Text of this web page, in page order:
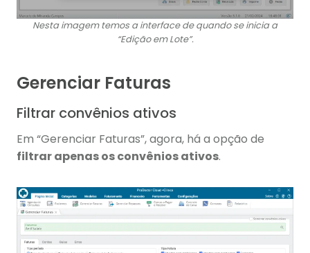
Nesta imagem temos a interface de quando se inicia a
“Edição em Lote”.
Gerenciar Faturas
Filtrar convênios ativos
Em “Gerenciar Faturas”, agora, há a opção de
filtrar apenas os convênios ativos.